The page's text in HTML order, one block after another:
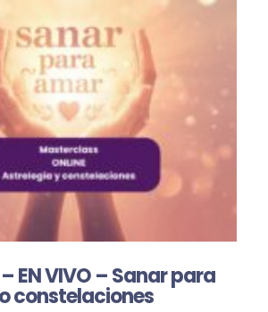
EN VIVO – Sanar para
constelaciones